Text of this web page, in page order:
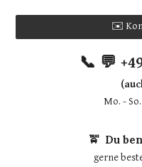
✉️
📞 💬
Mo. -
🚖 Du
gerne